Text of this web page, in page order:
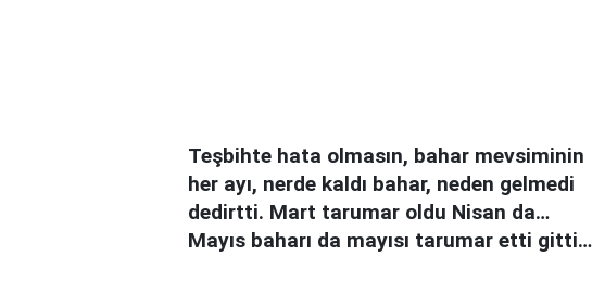
Teşbihte hata olmasın, bahar mevsiminin
her ayı, nerde kaldı bahar, neden gelmedi
dedirtti. Mart tarumar oldu Nisan da…
Mayıs baharı da mayısı tarumar etti gitti…